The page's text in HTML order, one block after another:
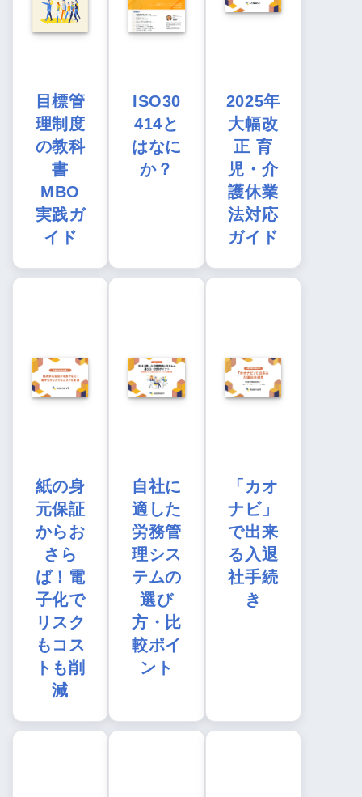
目標管
理制度
の教科
書
MBO
実践ガ
イド
ISO30
414と
はなに
か？
2025年
大幅改
正 育
児・介
護休業
法対応
ガイド
紙の身
元保証
からお
さら
ば！電
子化で
リスク
もコス
トも削
減
自社に
適した
労務管
理シス
テムの
選び
方・比
較ポイ
ント
「カオ
ナビ」
で出来
る入退
社手続
き